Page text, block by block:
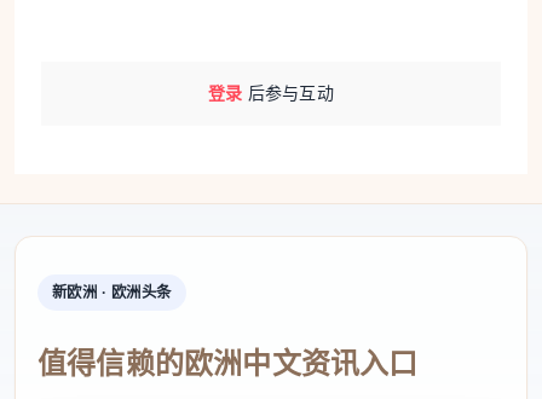
些需要长期住院的孩子，真的太难熬了。”
患者自己买空调，医院却不允许用
调或风扇，也往往会被医院拒绝。
登录 后参与互动
新欧洲 · 欧洲头条
值得信赖的欧洲中文资讯入口